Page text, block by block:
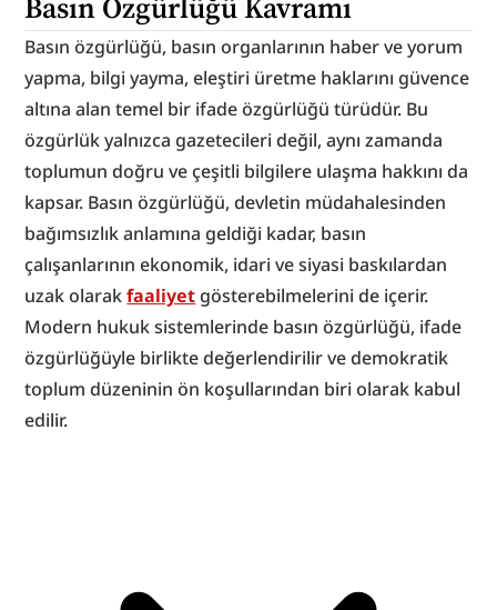
Basın özgürlüğü, basın organlarının haber ve yorum
yapma, bilgi yayma, eleştiri üretme haklarını güvence
altına alan temel bir ifade özgürlüğü türüdür. Bu
özgürlük yalnızca gazetecileri değil, aynı zamanda
toplumun doğru ve çeşitli bilgilere ulaşma hakkını da
kapsar. Basın özgürlüğü, devletin müdahalesinden
bağımsızlık anlamına geldiği kadar, basın
çalışanlarının ekonomik, idari ve siyasi baskılardan
uzak olarak faaliyet gösterebilmelerini de içerir.
Modern hukuk sistemlerinde basın özgürlüğü, ifade
özgürlüğüyle birlikte değerlendirilir ve demokratik
toplum düzeninin ön koşullarından biri olarak kabul
edilir.